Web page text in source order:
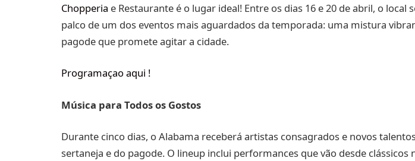
Chopperia e Restaurante é o lugar ideal! Entre os dias 16 e 20 de abril, o local
palco de um dos eventos mais aguardados da temporada: uma mistura
pagode que promete agitar a cidade.
Programaçao aqui !
Música para Todos os Gostos
Durante cinco dias, o Alabama receberá artistas consagrados e novos
sertaneja e do pagode. O lineup inclui performances que vão desde clássicos